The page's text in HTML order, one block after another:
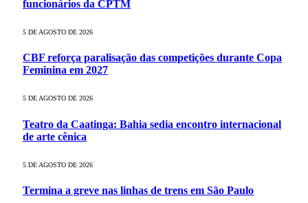
funcionários da CPTM
5 DE AGOSTO DE 2026
CBF reforça paralisação das competições durante Copa
Feminina em 2027
5 DE AGOSTO DE 2026
Teatro da Caatinga: Bahia sedia encontro internacional
de arte cênica
5 DE AGOSTO DE 2026
Termina a greve nas linhas de trens em São Paulo